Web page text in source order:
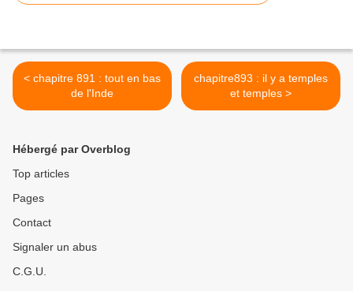
< chapitre 891 : tout en bas
de l'Inde
chapitre893 : il y a temples
et temples >
Hébergé par Overblog
Top articles
Pages
Contact
Signaler un abus
C.G.U.